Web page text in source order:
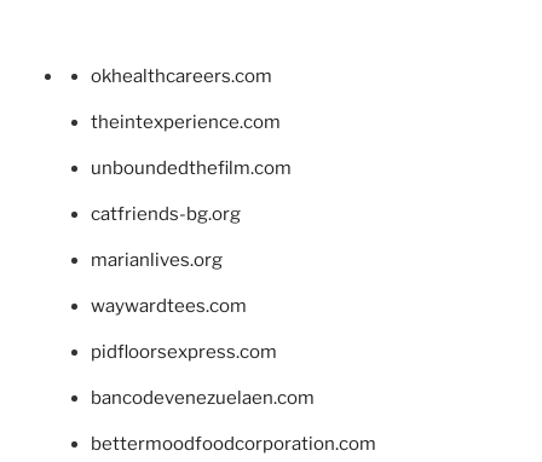
okhealthcareers.com
theintexperience.com
unboundedthefilm.com
catfriends-bg.org
marianlives.org
waywardtees.com
pidfloorsexpress.com
bancodevenezuelaen.com
bettermoodfoodcorporation.com